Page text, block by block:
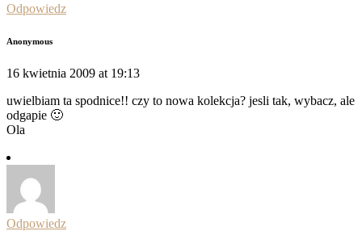
Odpowiedz
Anonymous
16 kwietnia 2009 at 19:13
uwielbiam ta spodnice!! czy to nowa kolekcja? jesli tak, wybacz, ale
odgapie 🙂
Ola
Odpowiedz